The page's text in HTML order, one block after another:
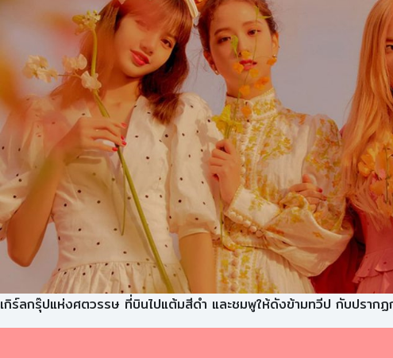
เกิร์ลกรุ๊ปแห่งศตวรรษ ที่บินไปแต้มสีดำ และชมพูให้ดังข้ามทวีป กับปราก